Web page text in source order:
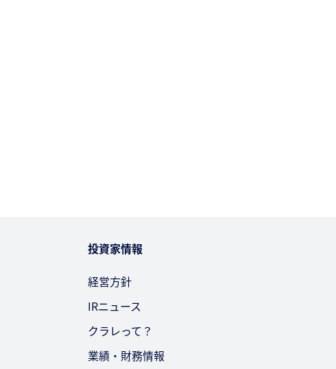
投資家情報
経営方針
IRニュース
クラレって？
業績・財務情報